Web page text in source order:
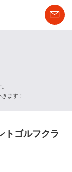
ます！
トゴルフクラ